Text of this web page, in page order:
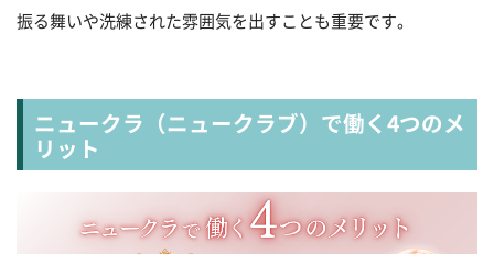
振る舞いや洗練された雰囲気を出すことも重要です。
ニュークラ（ニュークラブ）で働く4つのメ
リット